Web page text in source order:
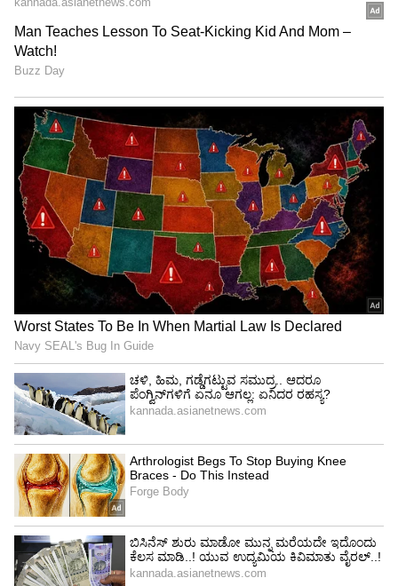
8
ಆ್ಯಪಲ್ ಐಫೋನ್14 (512GB)
1,09,900 ರೂಪಾಯಿ ಬೆಲೆಯ 512GB ಸ್ಟೋರೇಜ್
ಸಾಮರ್ಥ್ಯದ ಆ್ಯಪಲ್ ಐಫೋನ್ 14 ಬೆಲೆ ಇದೀಗ 99,900
ರೂಪಾಯಿಗೆ ಲಭ್ಯವಿದೆ. ಈ ವೇರಿಯೆಟ್ ಮೇಲೂ 10,000
ರೂಪಾಯಿ ಕಡಿತಗೊಳಿಸಲಾಗಿದೆ.
5
8